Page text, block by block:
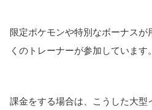
限定ポケモンや特別なボーナスが
くのトレーナーが参加しています。
課金をする場合は、こうした大型